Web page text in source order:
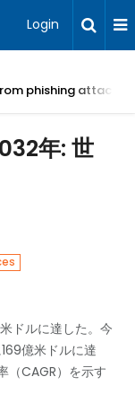
Login
phishing attacks?
年: 世
ドルに達した。今
億米ドルに達
（CAGR）を示す